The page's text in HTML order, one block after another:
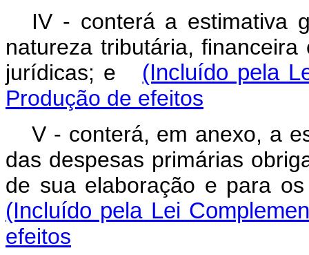
IV - conterá a estimativa
natureza tributária,
jurídicas; e (Incluído pela
Produção de efeitos
V - conterá, em anexo, a
das despesas primárias
de sua elaboração e para
(Incluído pela Lei
efeitos